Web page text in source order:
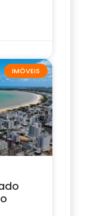
IMÓVEIS